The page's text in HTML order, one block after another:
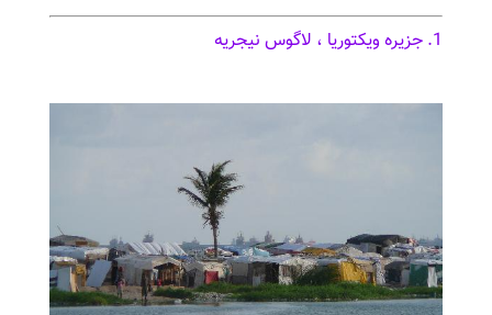
1. جزیره ویکتوریا ، لاگوس نیجریه